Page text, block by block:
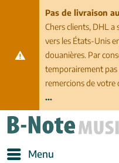
Pas de livraison
Chers clients, DHL
vers les États-Unis
douanières. Par
temporairement
remercions de votre
...
Menu